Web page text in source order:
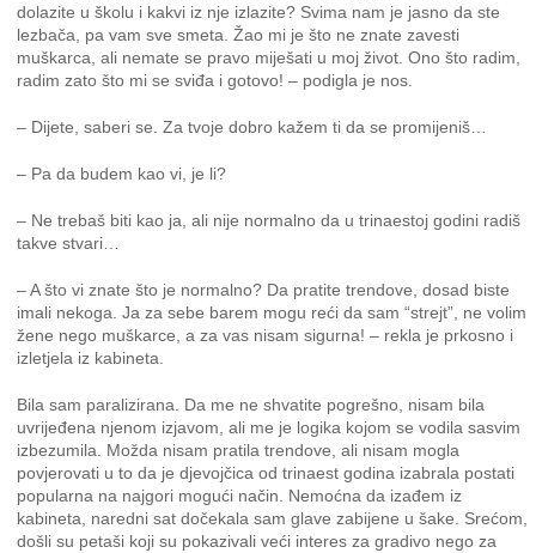
dolazite u školu i kakvi iz nje izlazite? Svima nam je jasno da ste
lezbača, pa vam sve smeta. Žao mi je što ne znate zavesti
muškarca, ali nemate se pravo miješati u moj život. Ono što radim,
radim zato što mi se sviđa i gotovo! – podigla je nos.
– Dijete, saberi se. Za tvoje dobro kažem ti da se promijeniš…
– Pa da budem kao vi, je li?
– Ne trebaš biti kao ja, ali nije normalno da u trinaestoj godini radiš
takve stvari…
– A što vi znate što je normalno? Da pratite trendove, dosad biste
imali nekoga. Ja za sebe barem mogu reći da sam “strejt”, ne volim
žene nego muškarce, a za vas nisam sigurna! – rekla je prkosno i
izletjela iz kabineta.
Bila sam paralizirana. Da me ne shvatite pogrešno, nisam bila
uvrijeđena njenom izjavom, ali me je logika kojom se vodila sasvim
izbezumila. Možda nisam pratila trendove, ali nisam mogla
povjerovati u to da je djevojčica od trinaest godina izabrala postati
popularna na najgori mogući način. Nemoćna da izađem iz
kabineta, naredni sat dočekala sam glave zabijene u šake. Srećom,
došli su petaši koji su pokazivali veći interes za gradivo nego za